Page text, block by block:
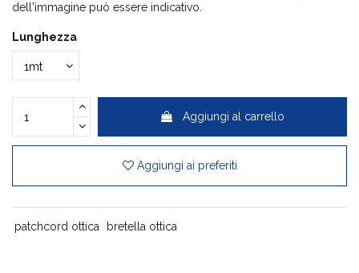
dell'immagine può essere indicativo.
Lunghezza
Aggiungi al carrello
Aggiungi ai preferiti
patchcord ottica bretella ottica